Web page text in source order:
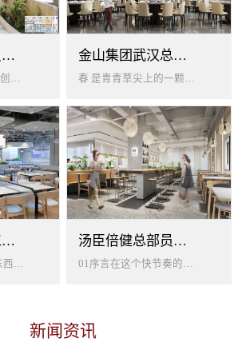
正浩创新创智员工餐厅
项目位于深圳南山区创智云城，服务正浩企业全体员工及来访亲友，总建筑面积 1537㎡，室内座位 450 座、室外休闲外摆 ...
金山集团武汉总部员工食堂设计
春 是青青草尖上的一颗露珠夏 是粼波湖面中倒映的晚霞秋 是宁静山谷里的一片落叶冬 是白雪中屹立不倒的松柏... ...0...
上海四方城员工美食餐厅设计
01 序言上海，这座东西方文化交汇的国际大都市，以其独特的魅力吸引着世界各地的人才。历史与现代、传统与创新在这里交织碰撞...
汤臣倍健总部员工餐厅设计
01序言在这个快节奏的时代工作压力如同无形的紧箍让大家的生活几乎被工作填满现代企业也越来越重视员工的身心健康所以我们始终...
新闻资讯